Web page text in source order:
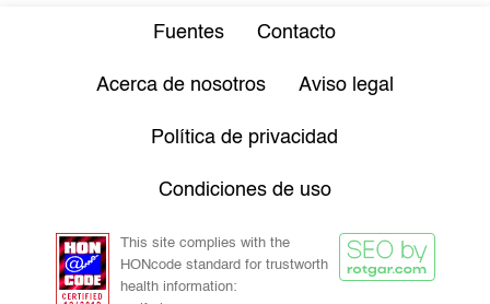
Fuentes Contacto
Acerca de nosotros Aviso legal
Política de privacidad
Condiciones de uso
This site complies with the
HONcode standard for trustworth
health information: